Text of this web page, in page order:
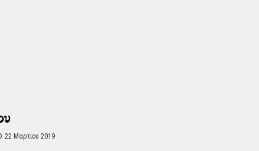
22 Μαρτίου 2019